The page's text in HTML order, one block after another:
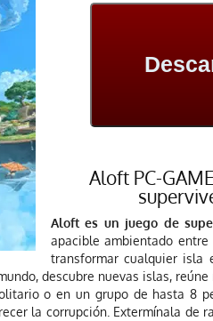
Aloft PC-
Aloft es un juego de
apacible ambientado entre
transformar cualquier isla
descubre nuevas islas,
o en un grupo de hasta 8
la corrupción. Extermínala de